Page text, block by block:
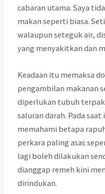
cabaran utama. Saya
makan seperti biasa.
walaupun seteguk air,
yang menyakitkan dan
Keadaan itu memaksa
pengambilan makanan
diperlukan tubuh
saluran darah. Pada
memahami betapa
perkara paling asas
lagi boleh dilakukan
dianggap remeh kini
dirindukan.